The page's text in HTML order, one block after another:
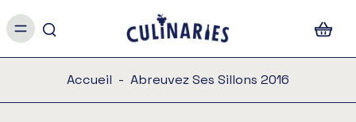
Accueil - Abreuvez Ses Sillons 2016